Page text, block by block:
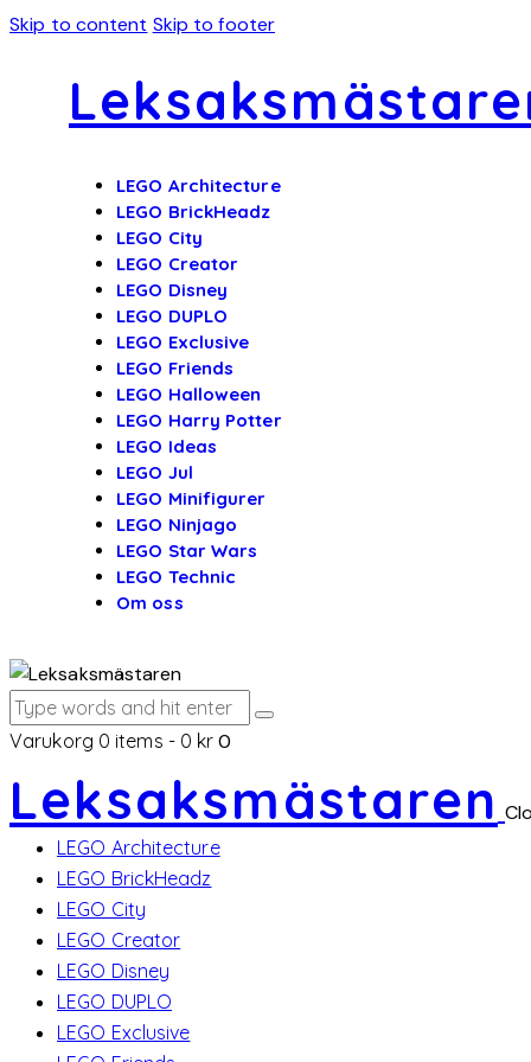
Skip to content Skip to footer
LEGO Architecture
LEGO BrickHeadz
LEGO City
LEGO Creator
LEGO Disney
LEGO DUPLO
LEGO Exclusive
LEGO Friends
LEGO Halloween
LEGO Harry Potter
LEGO Ideas
LEGO Jul
LEGO Minifigurer
LEGO Ninjago
LEGO Star Wars
LEGO Technic
Om oss
Varukorg 0 items - 0 kr 0
Leksaksmästaren
LEGO Architecture
LEGO BrickHeadz
LEGO City
LEGO Creator
LEGO Disney
LEGO DUPLO
LEGO Exclusive